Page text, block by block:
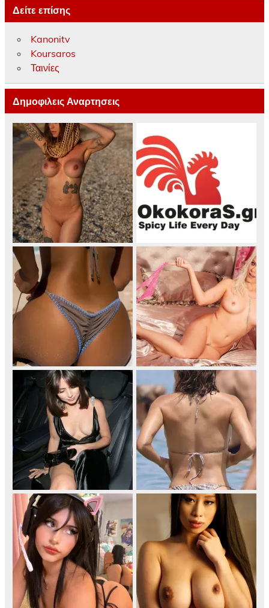
Δείτε επίσης
Kanonitv
Koursaros
Ταινίες
Δημοφιλεις Αναρτησεις